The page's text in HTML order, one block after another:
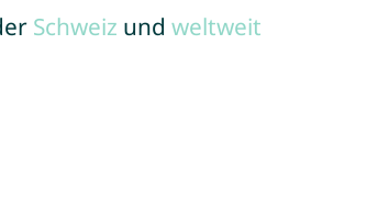
Schweiz und weltweit